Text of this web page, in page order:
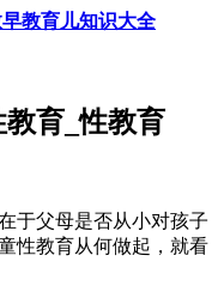
育_性教育
于父母是否从小对孩子
性教育从何做起，就看